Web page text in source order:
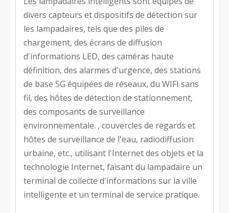
divers capteurs et dispositifs de détection sur
les lampadaires, tels que des piles de
chargement, des écrans de diffusion
d'informations LED, des caméras haute
définition, des alarmes d'urgence, des stations
de base 5G équipées de réseaux, du WIFI sans
fil, des hôtes de détection de stationnement,
des composants de surveillance
environnementale. , couvercles de regards et
hôtes de surveillance de l'eau, radiodiffusion
urbaine, etc., utilisant l'Internet des objets et la
technologie Internet, faisant du lampadaire un
terminal de collecte d'informations sur la ville
intelligente et un terminal de service pratique.